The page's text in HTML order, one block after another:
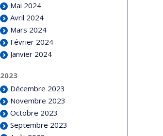
Mai 2024
Avril 2024
Mars 2024
Février 2024
Janvier 2024
2023
Décembre 2023
Novembre 2023
Octobre 2023
Septembre 2023